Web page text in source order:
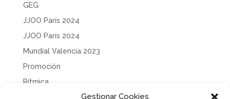
Gestionar Cookies
GEG
JJOO París 2024
JJOO París 2024
Mundial Valencia 2023
Promoción
Rítmica